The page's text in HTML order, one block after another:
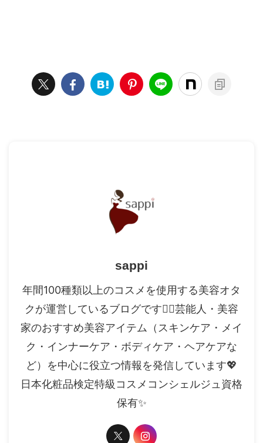
sappi
年間100種類以上のコスメを使用する美容オタ
クが運営しているブログです✍🏻芸能人・美容
家のおすすめ美容アイテム（スキンケア・メイ
ク・インナーケア・ボディケア・ヘアケアな
ど）を中心に役立つ情報を発信しています💖
日本化粧品検定特級コスメコンシェルジュ資格
保有✨️